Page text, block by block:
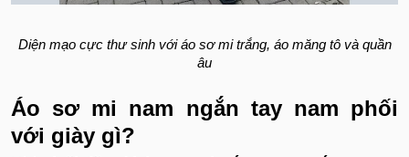
Diện mạo cực thư sinh với áo sơ mi trắng, áo măng tô và quần
âu
Áo sơ mi nam ngắn tay nam phối
với giày gì?